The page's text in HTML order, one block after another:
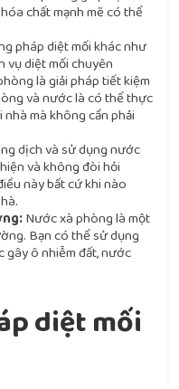
chất mạnh mẽ có thể
pháp diệt mối khác như
vụ diệt mối chuyên
là giải pháp tiết kiệm
và nước là có thể thực
mà không cần phải
dịch và sử dụng nước
và không đòi hỏi
này bất cứ khi nào
Nước xà phòng là một
Bạn có thể sử dụng
gây ô nhiễm đất, nước
diệt mối